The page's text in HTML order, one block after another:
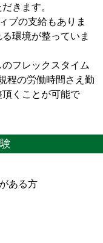
きます。
ブの支給もありま
環境が整っていま
フレックスタイム
程の労働時間さえ勤
くことが可能で
ある方